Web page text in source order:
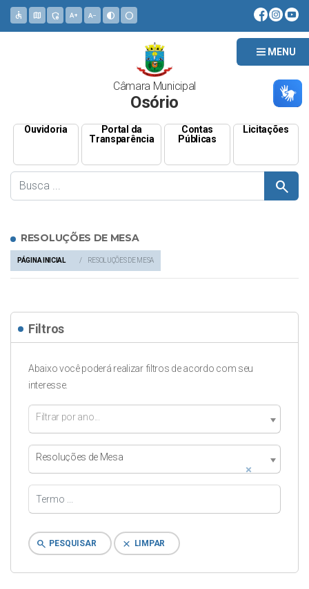
MENU
accessible map admin_panel_settings text_increase text_decrease contrast circle
Câmara Municipal
Osório
Ouvidoria
Portal da
Transparência
Contas
Públicas
Licitações
search
RESOLUÇÕES DE MESA
PÁGINA INICIAL RESOLUÇÕES DE MESA
Filtros
Abaixo você poderá realizar filtros de acordo com seu
interesse.
Filtrar por ano...
×
Resoluções de Mesa
search PESQUISAR clear LIMPAR